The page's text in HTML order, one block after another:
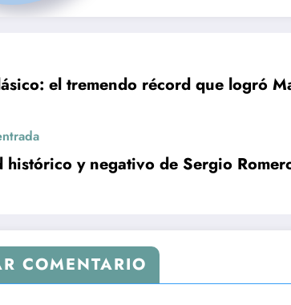
el tremendo récord que logró
histórico y negativo de Sergio
COMENTARIO